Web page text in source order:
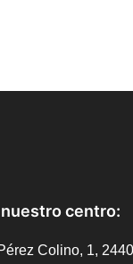
centro:
Colino, 1,